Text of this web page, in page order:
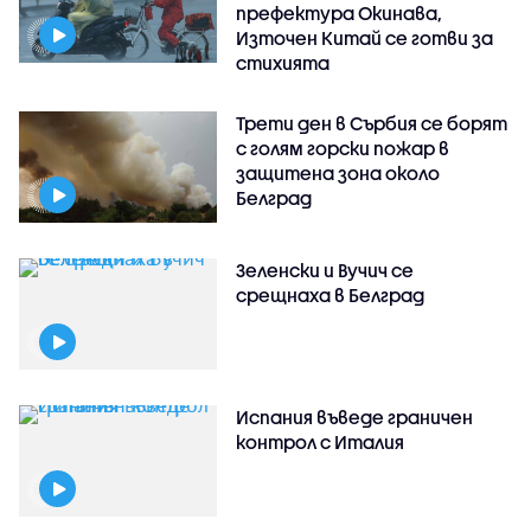
префектура Окинава,
Източен Китай се готви за
стихията
Трети ден в Сърбия се борят
с голям горски пожар в
защитена зона около
Белград
Зеленски и Вучич се
срещнаха в Белград
Испания въведе граничен
контрол с Италия